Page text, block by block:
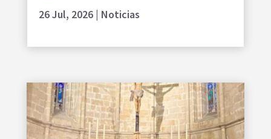
26 Jul, 2026| Noticias